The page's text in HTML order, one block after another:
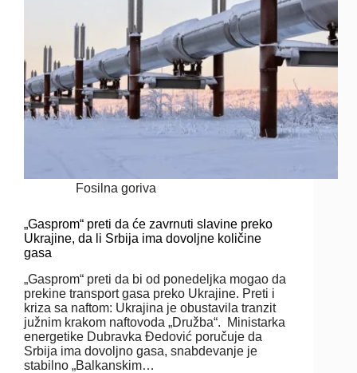
Fosilna goriva
„Gasprom“ preti da će zavrnuti slavine preko
Ukrajine, da li Srbija ima dovoljne količine
gasa
„Gasprom“ preti da bi od ponedeljka mogao da
prekine transport gasa preko Ukrajine. Preti i
kriza sa naftom: Ukrajina je obustavila tranzit
južnim krakom naftovoda „Družba“. Ministarka
energetike Dubravka Đedović poručuje da
Srbija ima dovoljno gasa, snabdevanje je
stabilno „Balkanskim…